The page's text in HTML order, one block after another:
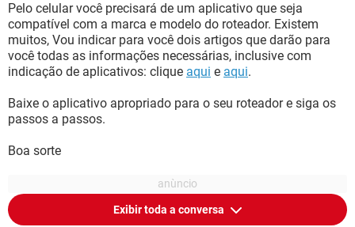
Pelo celular você precisará de um aplicativo que seja
compatível com a marca e modelo do roteador. Existem
muitos, Vou indicar para você dois artigos que darão para
você todas as informações necessárias, inclusive com
indicação de aplicativos: clique aqui e aqui.
Baixe o aplicativo apropriado para o seu roteador e siga os
passos a passos.
Boa sorte
Exibir toda a conversa